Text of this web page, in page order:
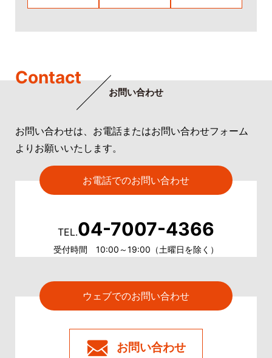
Contact
お問い合わせ
お問い合わせは、お電話またはお問い合わせフォーム
よりお願いいたします。
お電話でのお問い合わせ
TEL.04-7007-4366
受付時間 10:00～19:00（土曜日を除く）
ウェブでのお問い合わせ
お問い合わせ